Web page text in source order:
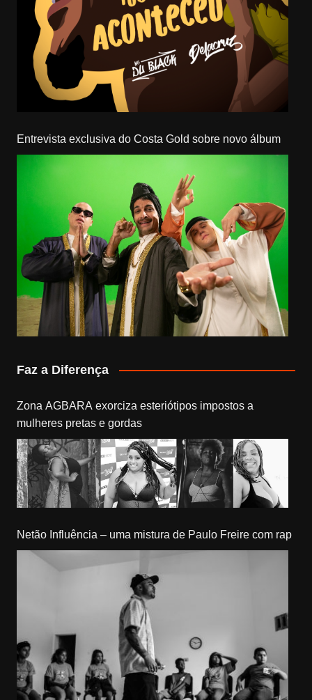
Entrevista exclusiva do Costa Gold sobre novo álbum
Faz a Diferença
Zona AGBARA exorciza esteriótipos impostos a
mulheres pretas e gordas
Netão Influência – uma mistura de Paulo Freire com rap